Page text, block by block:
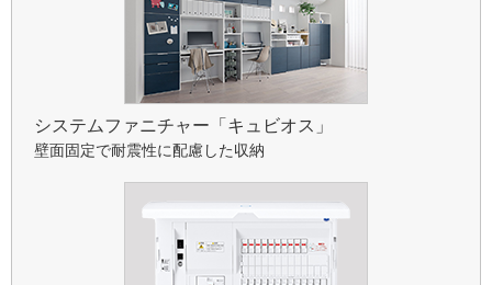
システムファニチャー 「キュビオス」
壁面固定で耐震性に配慮した収納